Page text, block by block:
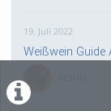
19. Juli 2022
Weißwein Guide